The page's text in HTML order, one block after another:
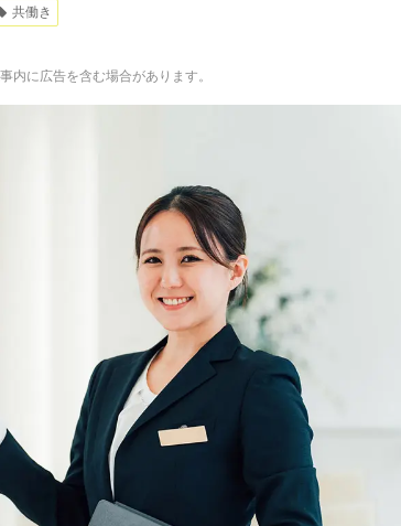
共働き
に広告を含む場合があります。